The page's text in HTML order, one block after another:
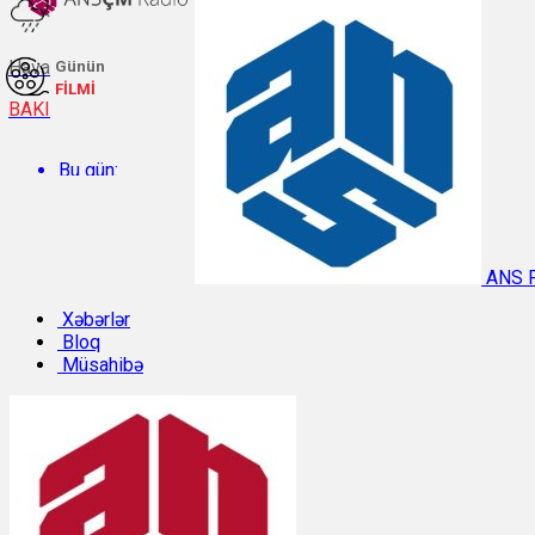
Hava
BAKI
Bu gün:
Temperatur: 30.4°C. Rütubət: 49%.
Sabah:
Günün
FİLMİ
ANS
Xəbərlər
Bloq
Müsahibə